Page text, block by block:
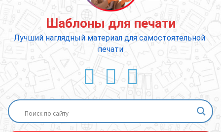
Шаблоны для печати
Лучший наглядный материал для самостоятельной
печати
ВКонтакте
YouTube
E-mail